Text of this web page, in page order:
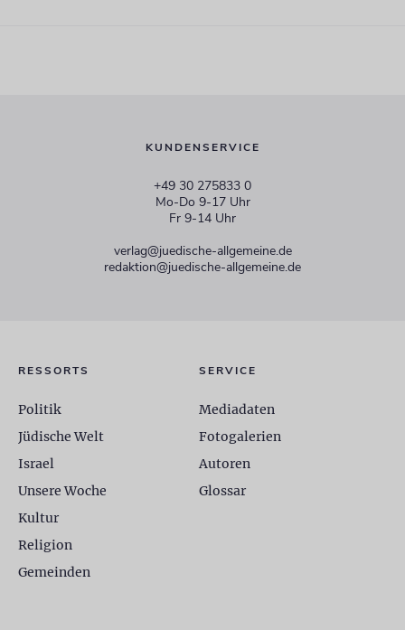
KUNDENSERVICE
+49 30 275833 0
Mo-Do 9-17 Uhr
Fr 9-14 Uhr
verlag@juedische-allgemeine.de
redaktion@juedische-allgemeine.de
RESSORTS
Politik
Jüdische Welt
Israel
Unsere Woche
Kultur
Religion
Gemeinden
SERVICE
Mediadaten
Fotogalerien
Autoren
Glossar